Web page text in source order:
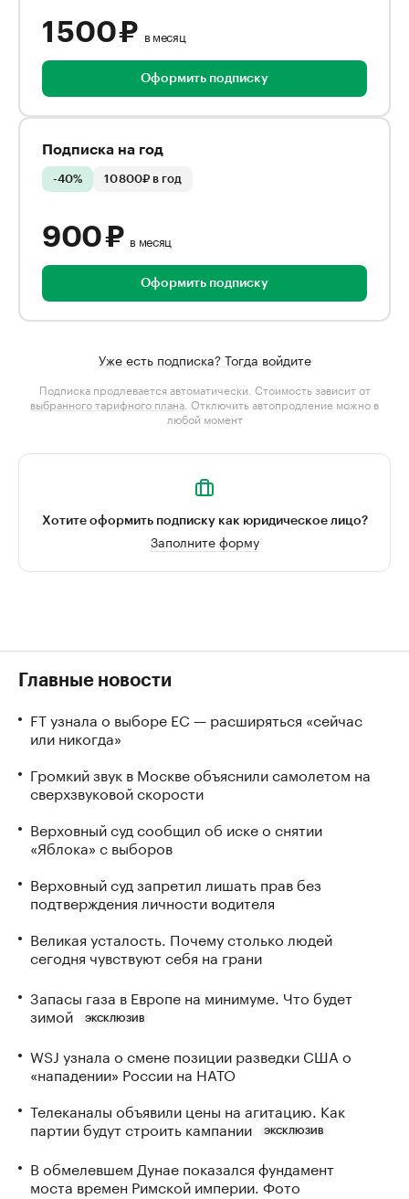
1 500 ₽ в месяц
Оформить подписку
Подписка на год
-40% 10 800₽ в год
900 ₽ в месяц
Оформить подписку
Уже есть подписка? Тогда войдите
Подписка продлевается автоматически. Стоимость зависит от
выбранного тарифного плана . Отключить автопродление можно в
любой момент
Хотите оформить подписку как юридическое лицо?
Заполните форму
Главные новости
FT узнала о выборе ЕС — расширяться «сейчас
или никогда»
Громкий звук в Москве объяснили самолетом на
сверхзвуковой скорости
Верховный суд сообщил об иске о снятии
«Яблока» с выборов
Верховный суд запретил лишать прав без
подтверждения личности водителя
Великая усталость. Почему столько людей
сегодня чувствуют себя на грани
Запасы газа в Европе на минимуме. Что будет
зимой
ЭКСКЛЮЗИВ
WSJ узнала о смене позиции разведки США о
«нападении» России на НАТО
Телеканалы объявили цены на агитацию. Как
партии будут строить кампании
ЭКСКЛЮЗИВ
В обмелевшем Дунае показался фундамент
моста времен Римской империи. Фото